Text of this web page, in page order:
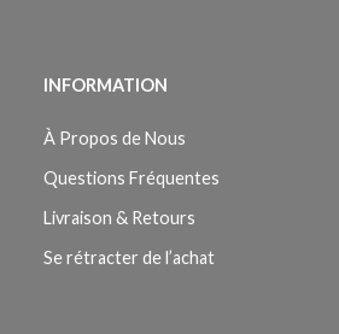
INFORMATION
À Propos de Nous
Questions Fréquentes
Livraison & Retours
Se rétracter de l’achat